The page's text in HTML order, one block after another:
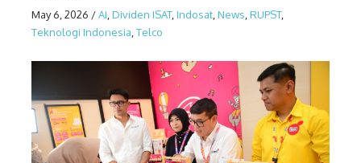
May 6, 2026 /AI,Dividen ISAT,Indosat,News,RUPST,
Teknologi Indonesia,Telco